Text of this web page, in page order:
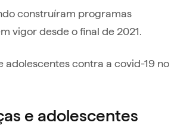
construíram programas
vigor desde o final de 2021.
adolescentes contra a covid-19 no
e adolescentes